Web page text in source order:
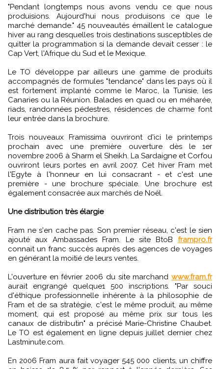
"Pendant longtemps nous avons vendu ce que nous
produisions. Aujourd'hui nous produisons ce que le
marché demande." 45 nouveautés émaillent le catalogue
hiver au rang desquelles trois destinations susceptibles de
quitter la programmation si la demande devait cesser : le
Cap Vert, l'Afrique du Sud et le Mexique.
Le TO développe par ailleurs une gamme de produits
accompagnés de formules "tendance" dans les pays où il
est fortement implanté comme le Maroc, la Tunisie, les
Canaries ou la Réunion. Balades en quad ou en méharée,
riads, randonnées pédestres, résidences de charme font
leur entrée dans la brochure.
Trois nouveaux Framissima ouvriront d'ici le printemps
prochain avec une première ouverture dès le 1er
novembre 2006 à Sharm el Sheikh. La Sardaigne et Corfou
ouvriront leurs portes en avril 2007. Cet hiver Fram met
l'Egyte à l'honneur en lui consacrant - et c'est une
première - une brochure spéciale. Une brochure est
également consacrée aux marchés de Noël.
Une distribution très élargie
Fram ne s'en cache pas. Son premier réseau, c'est le sien
ajouté aux Ambassades Fram. Le site BtoB frampro.fr
connait un franc succès auprès des agences de voyages
en générant la moitié de leurs ventes.
L'ouverture en février 2006 du site marchand www.fram.fr
aurait engrangé quelque1 500 inscriptions. "Par souci
d'éthique professionnelle inhérente à la philosophie de
Fram et de sa stratégie, c'est le même produit, au même
moment, qui est proposé au même prix sur tous les
canaux de distributin" a précisé Marie-Christine Chaubet.
Le TO est également en ligne depuis juillet dernier chez
Lastminute.com.
En 2006 Fram aura fait voyager 545 000 clients, un chiffre